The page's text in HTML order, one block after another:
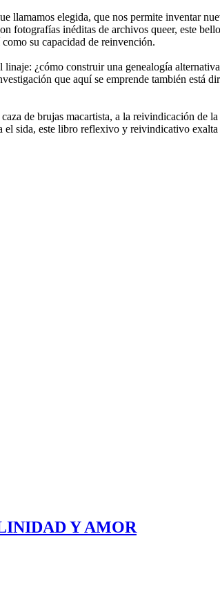
llamamos elegida, que nos permite inventar
inéditas de archivos queer, este
su capacidad de reinvención.
¿cómo construir una genealogía
que aquí se emprende también está
de brujas macartista, a la reivindicación
sida, este libro reflexivo y reivindicativo
Y AMOR